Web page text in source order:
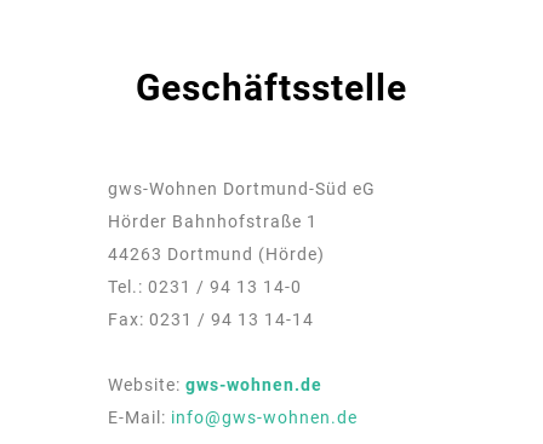
Geschäftsstelle
gws-Wohnen Dortmund-Süd eG
Hörder Bahnhofstraße 1
44263 Dortmund (Hörde)
Tel.: 0231 / 94 13 14-0
Fax: 0231 / 94 13 14-14
Website: gws-wohnen.de
E-Mail: info@gws-wohnen.de